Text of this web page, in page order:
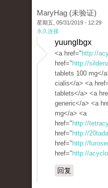
MaryHag (未验证)
星期五, 05/31/2019 - 12:29
永久连接
yuunglbgx
<a href=" http://
href=" http://
tablets 100 mg</
cialis</a> <a
tablets</a> <a
generic</a> <a
mg</a> <a
href=" http://
href=" http://
href=" http://
href=" http://
回复